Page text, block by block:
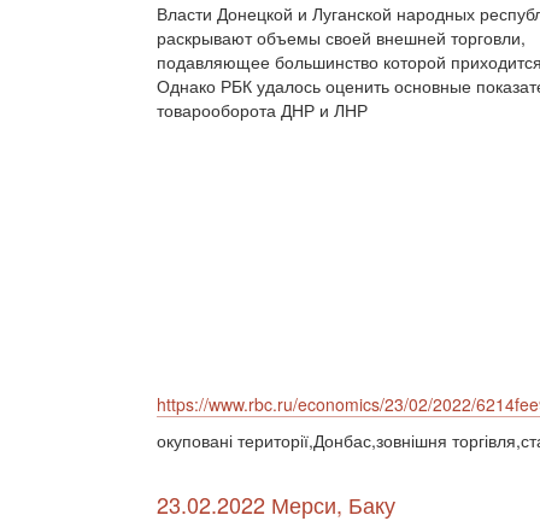
Власти Донецкой и Луганской народных
раскрывают объемы своей внешней торговли,
подавляющее большинство которой
Однако РБК удалось оценить основные
товарооборота ДНР и ЛНР
https://www.rbc.ru/economics/23/02/2022/
окуповані території,Донбас,зовнішня
23.02.2022 Мерси, Баку